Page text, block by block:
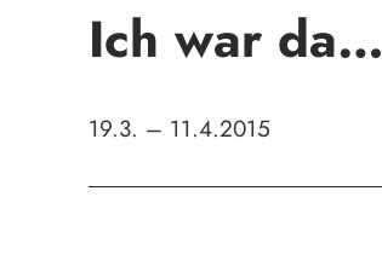
Ich war da…
19.3. – 11.4.2015